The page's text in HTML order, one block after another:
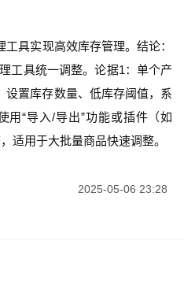
具实现高效库存管理。结论：
工具统一调整。论据1：单个产
设置库存数量、低库存阈值，系
“导入/导出”功能或插件（如
适用于大批量商品快速调整。
2025-05-06 23:28